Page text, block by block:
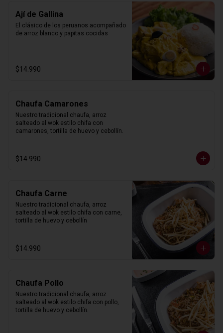
Ají de Gallina
El clásico de los peruanos acompañado
de arroz blanco y papitas cocidas
$14.990
Chaufa Camarones
Nuestro tradicional chaufa, arroz
salteado al wok estilo chifa con
camarones, tortilla de huevo y cebollín.
$14.990
Chaufa Carne
Nuestro tradicional chaufa, arroz
salteado al wok estilo chifa con carne,
tortilla de huevo y cebollín
$14.990
Chaufa Pollo
Nuestro tradicional chaufa, arroz
salteado al wok estilo chifa con pollo,
tortilla de huevo y cebollín.